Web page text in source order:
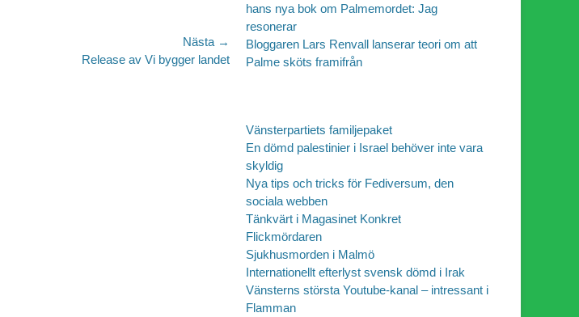
Nästa →
Release av Vi bygger landet
hans nya bok om Palmemordet: Jag
resonerar
Bloggaren Lars Renvall lanserar teori om att
Palme sköts framifrån
Vänsterpartiets familjepaket
En dömd palestinier i Israel behöver inte vara
skyldig
Nya tips och tricks för Fediversum, den
sociala webben
Tänkvärt i Magasinet Konkret
Flickmördaren
Sjukhusmorden i Malmö
Internationellt efterlyst svensk dömd i Irak
Vänsterns största Youtube-kanal – intressant i
Flamman